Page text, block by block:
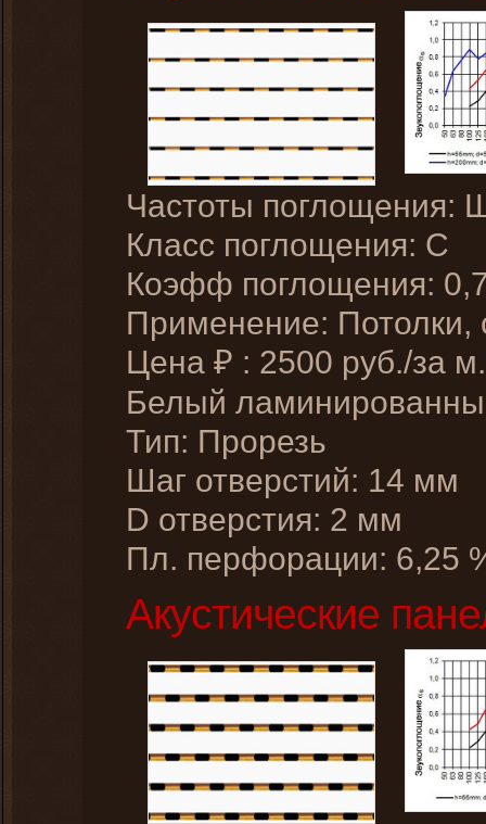
Частоты поглощения:
Класс поглощения: C
Коэфф поглощения:
Применение: Потолки,
Цена ₽ : 2500 руб./за
Белый
Тип: Прорезь
Шаг отверстий: 14 мм
D отверстия: 2 мм
Пл. перфорации: 6,25
Акустические